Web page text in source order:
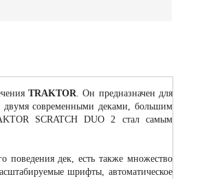
TRAKTOR. Он предназначен для
двумя современными деками, большим
SCRATCH DUO 2 стал самым
поведения дек, есть также множество
шрифты, автоматическое